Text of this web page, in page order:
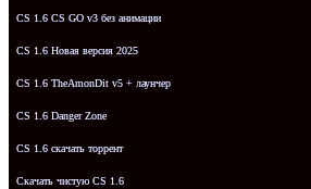
CS 1.6 CS GO v3 без анимации
CS 1.6 Новая версия 2025
CS 1.6 TheAmonDit v5 + лаунчер
CS 1.6 Danger Zone
CS 1.6 скачать торрент
Скачать чистую CS 1.6